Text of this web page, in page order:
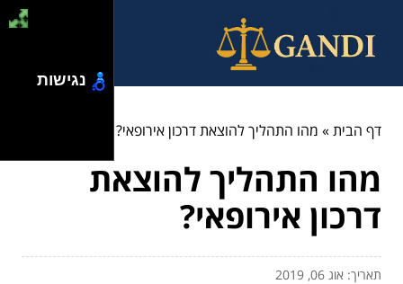
דף הבית» מהו התהליך להוצאת דרכון אירופאי?
מהו התהליך להוצאת
דרכון אירופאי?
תאריך: אוג 06, 2019
נגישות